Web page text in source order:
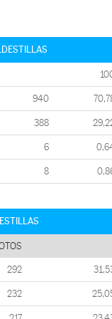
940
388
6
8
292
232